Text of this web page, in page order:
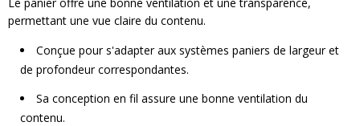
permettant une vue claire du contenu.
Conçue pour s'adapter aux systèmes paniers de largeur et
de profondeur correspondantes.
Sa conception en fil assure une bonne ventilation du
contenu.